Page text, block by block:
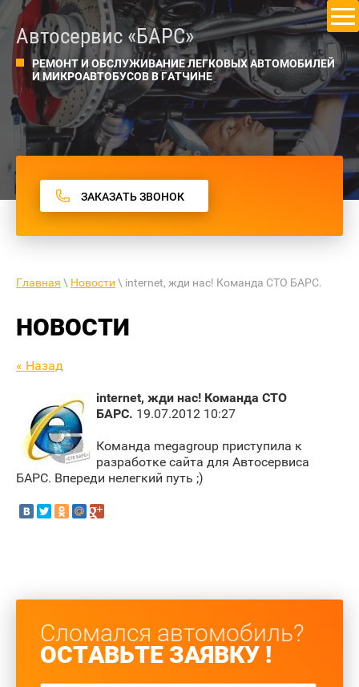
Автосервис «БАРС»
РЕМОНТ И ОБСЛУЖИВАНИЕ ЛЕГКОВЫХ АВТОМОБИЛЕЙ
И МИКРОАВТОБУСОВ В ГАТЧИНЕ
ЗАКАЗАТЬ ЗВОНОК
Главная \ Новости \ internet, жди нас! Команда СТО БАРС.
НОВОСТИ
« Назад
internet, жди нас! Команда СТО
БАРС. 19.07.2012 10:27
Команда megagroup приступила к
разработке сайта для Автосервиса
БАРС. Впереди нелегкий путь ;)
Сломался автомобиль?
ОСТАВЬТЕ ЗАЯВКУ !